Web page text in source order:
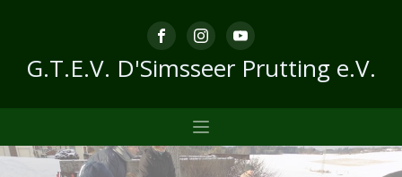
G.T.E.V. D'Simsseer Prutting e.V.